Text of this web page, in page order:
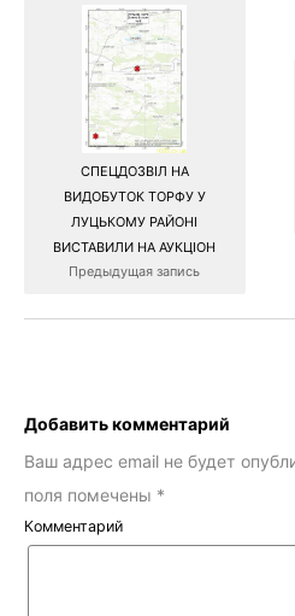
СПЕЦДОЗВІЛ НА
ВИДОБУТОК ТОРФУ У
ЛУЦЬКОМУ РАЙОНІ
ВИСТАВИЛИ НА АУКЦІОН
Предыдущая запись
Добавить комментарий
Ваш адрес email не будет
поля помечены *
Комментарий